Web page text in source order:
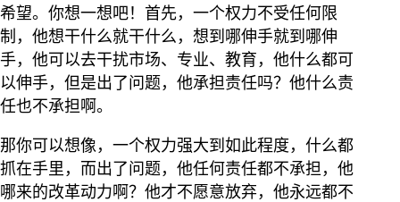
希望。你想一想吧！首先，一个权力不受任何限
制，他想干什么就干什么，想到哪伸手就到哪伸
手，他可以去干扰市场、专业、教育，他什么都可
以伸手，但是出了问题，他承担责任吗？他什么责
任也不承担啊。
那你可以想像，一个权力强大到如此程度，什么都
抓在手里，而出了问题，他任何责任都不承担，他
哪来的改革动力啊？他才不愿意放弃，他永远都不